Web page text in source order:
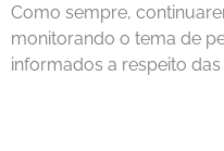
Como sempre,
monitorando o tema de
informados a respeito